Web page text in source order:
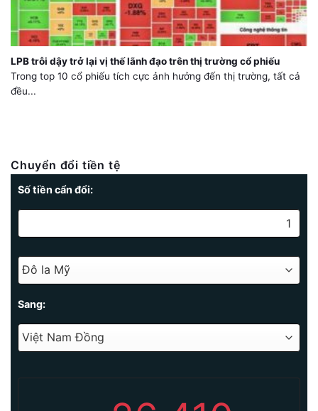
LPB trỗi dậy trở lại vị thế lãnh đạo trên thị trường cổ phiếu
Trong top 10 cổ phiếu tích cực ảnh hưởng đến thị trường, tất cả
đều...
Chuyển đổi tiền tệ
Số tiền cẩn đổi:
Sang: